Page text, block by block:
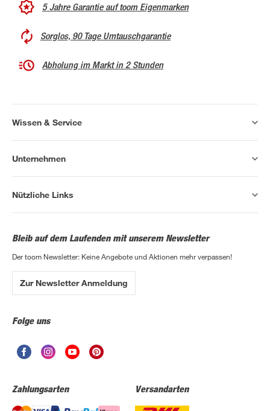
5 Jahre Garantie auf toom Eigenmarken
Sorglos, 90 Tage Umtauschgarantie
Abholung im Markt in 2 Stunden
Wissen & Service
Unternehmen
Nützliche Links
Bleib auf dem Laufenden mit unserem Newsletter
Der toom Newsletter: Keine Angebote und Aktionen mehr verpassen!
Zur Newsletter Anmeldung
Folge uns
Zahlungsarten Versandarten